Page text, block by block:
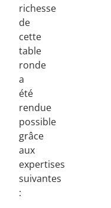
richesse
de
cette
table
ronde
a
été
rendue
possible
grâce
aux
expertises
suivantes
: